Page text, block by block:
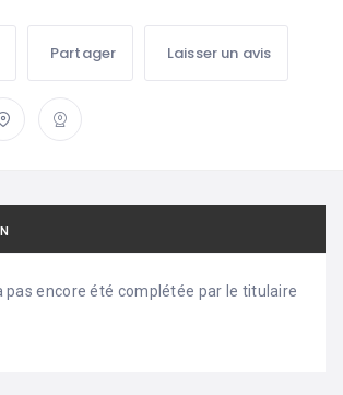
Partager Laisser un avis
pas encore été complétée par le titulaire